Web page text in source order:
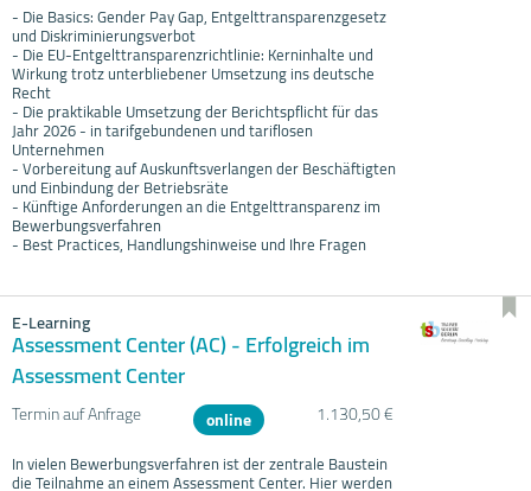
- Die Basics: Gender Pay Gap, Entgelttransparenzgesetz
und Diskriminierungsverbot
- Die EU-Entgelttransparenzrichtlinie: Kerninhalte und
Wirkung trotz unterbliebener Umsetzung ins deutsche
Recht
- Die praktikable Umsetzung der Berichtspflicht für das
Jahr 2026 - in tarifgebundenen und tariflosen
Unternehmen
- Vorbereitung auf Auskunftsverlangen der Beschäftigten
und Einbindung der Betriebsräte
- Künftige Anforderungen an die Entgelttransparenz im
Bewerbungsverfahren
- Best Practices, Handlungshinweise und Ihre Fragen
E-Learning
Assessment Center (AC) - Erfolgreich im
Assessment Center
Termin auf Anfrage online 1.130,50 €
In vielen Bewerbungsverfahren ist der zentrale Baustein
die Teilnahme an einem Assessment Center. Hier werden